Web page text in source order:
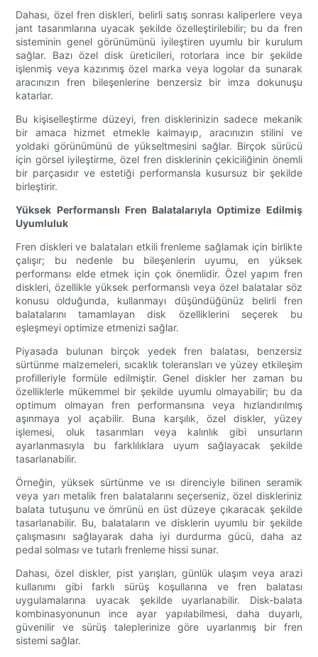
Dahası, özel fren diskleri, belirli satış sonrası kaliperlere veya
jant tasarımlarına uyacak şekilde özelleştirilebilir; bu da fren
sisteminin genel görünümünü iyileştiren uyumlu bir kurulum
sağlar. Bazı özel disk üreticileri, rotorlara ince bir şekilde
işlenmiş veya kazınmış özel marka veya logolar da sunarak
aracınızın fren bileşenlerine benzersiz bir imza dokunuşu
katarlar.
Bu kişiselleştirme düzeyi, fren disklerinizin sadece mekanik
bir amaca hizmet etmekle kalmayıp, aracınızın stilini ve
yoldaki görünümünü de yükseltmesini sağlar. Birçok sürücü
için görsel iyileştirme, özel fren disklerinin çekiciliğinin önemli
bir parçasıdır ve estetiği performansla kusursuz bir şekilde
birleştirir.
Yüksek Performanslı Fren Balatalarıyla Optimize Edilmiş
Uyumluluk
Fren diskleri ve balataları etkili frenleme sağlamak için birlikte
çalışır; bu nedenle bu bileşenlerin uyumu, en yüksek
performansı elde etmek için çok önemlidir. Özel yapım fren
diskleri, özellikle yüksek performanslı veya özel balatalar söz
konusu olduğunda, kullanmayı düşündüğünüz belirli fren
balatalarını tamamlayan disk özelliklerini seçerek bu
eşleşmeyi optimize etmenizi sağlar.
Piyasada bulunan birçok yedek fren balatası, benzersiz
sürtünme malzemeleri, sıcaklık toleransları ve yüzey etkileşim
profilleriyle formüle edilmiştir. Genel diskler her zaman bu
özelliklerle mükemmel bir şekilde uyumlu olmayabilir; bu da
optimum olmayan fren performansına veya hızlandırılmış
aşınmaya yol açabilir. Buna karşılık, özel diskler, yüzey
işlemesi, oluk tasarımları veya kalınlık gibi unsurların
ayarlanmasıyla bu farklılıklara uyum sağlayacak şekilde
tasarlanabilir.
Örneğin, yüksek sürtünme ve ısı direnciyle bilinen seramik
veya yarı metalik fren balatalarını seçerseniz, özel diskleriniz
balata tutuşunu ve ömrünü en üst düzeye çıkaracak şekilde
tasarlanabilir. Bu, balataların ve disklerin uyumlu bir şekilde
çalışmasını sağlayarak daha iyi durdurma gücü, daha az
pedal solması ve tutarlı frenleme hissi sunar.
Dahası, özel diskler, pist yarışları, günlük ulaşım veya arazi
kullanımı gibi farklı sürüş koşullarına ve fren balatası
uygulamalarına uyacak şekilde uyarlanabilir. Disk-balata
kombinasyonunun ince ayar yapılabilmesi, daha duyarlı,
güvenilir ve sürüş taleplerinize göre uyarlanmış bir fren
sistemi sağlar.